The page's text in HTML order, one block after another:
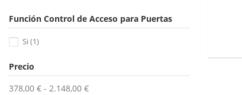
Función Control de Acceso para Puertas
Si(1)
Precio
378,00 € - 2.148,00 €